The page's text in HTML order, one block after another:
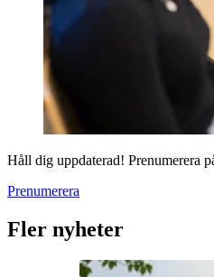
Håll dig uppdaterad! Prenumerera
Prenumerera
Fler nyheter